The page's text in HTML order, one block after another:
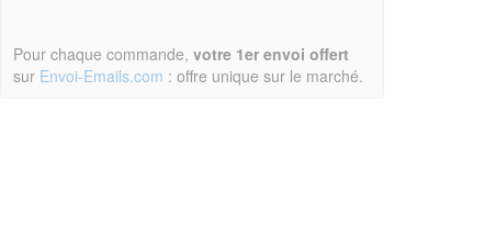
Pour chaque commande, votre 1er envoi offert
sur Envoi-Emails.com : offre unique sur le marché.